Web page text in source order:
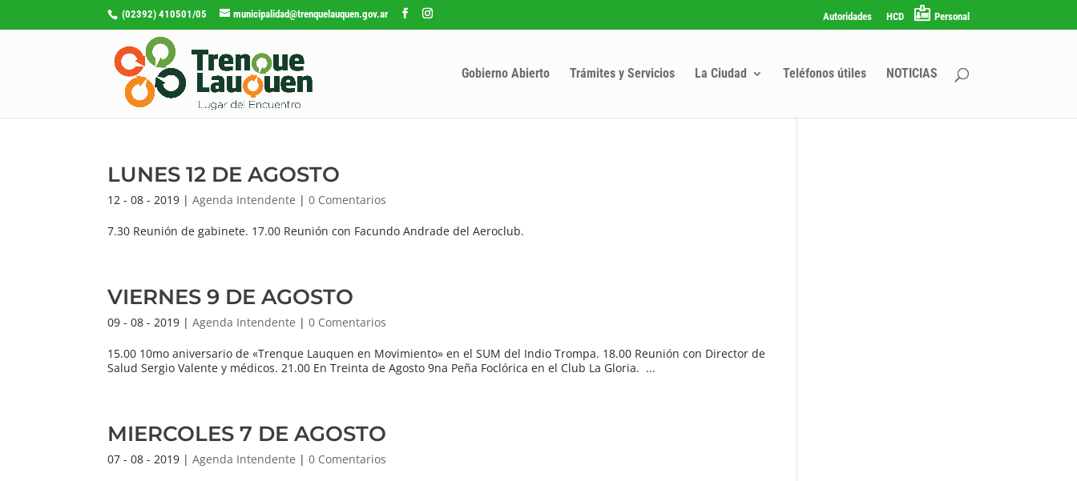
(02392) 410501/05 municipalidad@trenquelauquen.gov.ar Autoridades HCD Personal
Gobierno Abierto Trámites y Servicios La Ciudad Teléfonos útiles NOTICIAS
LUNES 12 DE AGOSTO
12 - 08 - 2019 |Agenda Intendente |0 Comentarios
7.30 Reunión de gabinete. 17.00 Reunión con Facundo Andrade del Aeroclub.
VIERNES 9 DE AGOSTO
09 - 08 - 2019 |Agenda Intendente |0 Comentarios
15.00 10mo aniversario de «Trenque Lauquen en Movimiento» en el SUM del Indio Trompa. 18.00 Reunión con Director de
Salud Sergio Valente y médicos. 21.00 En Treinta de Agosto 9na Peña Foclórica en el Club La Gloria. ...
MIERCOLES 7 DE AGOSTO
07 - 08 - 2019 |Agenda Intendente |0 Comentarios